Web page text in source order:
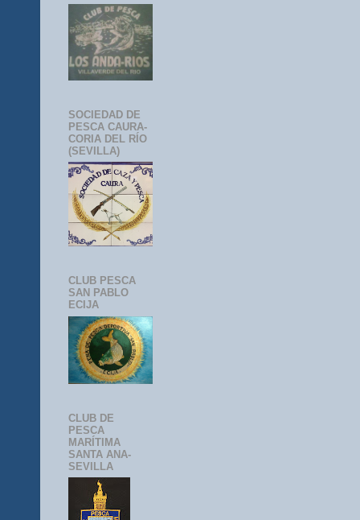
SOCIEDAD DE
PESCA CAURA-
CORIA DEL RÍO
(SEVILLA)
CLUB PESCA
SAN PABLO
ECIJA
CLUB DE
PESCA
MARÍTIMA
SANTA ANA-
SEVILLA